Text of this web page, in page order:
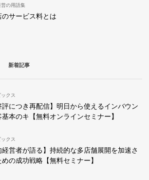
の用語集
のサービス料とは
新着記事
クス
評につき再配信】明日から使えるインバウン
基本のキ【無料オンラインセミナー】
クス
経営者が語る】持続的な多店舗展開を加速さ
の成功戦略【無料セミナー】